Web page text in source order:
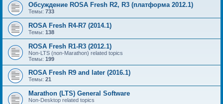
Обсуждение ROSA Fresh R2, R3 (платформа 2012.1)
Темы: 733
ROSA Fresh R4-R7 (2014.1)
Темы: 138
ROSA Fresh R1-R3 (2012.1)
Non-LTS (non-Marathon) related topics
Темы: 199
ROSA Fresh R9 and later (2016.1)
Темы: 21
Marathon (LTS) General Software
Non-Desktop related topics